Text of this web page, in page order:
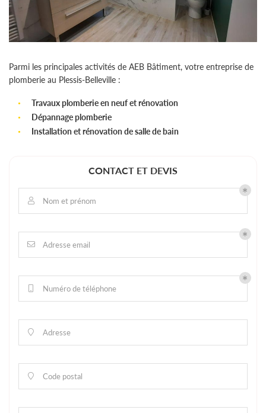
Parmi les principales activités de AEB Bâtiment, votre entreprise de
plomberie au Plessis-Belleville :
Travaux plomberie en neuf et rénovation
Dépannage plomberie
Installation et rénovation de salle de bain
CONTACT ET DEVIS
 Nom et prénom
 Adresse email
Numéro de téléphone
 Adresse
 Code postal